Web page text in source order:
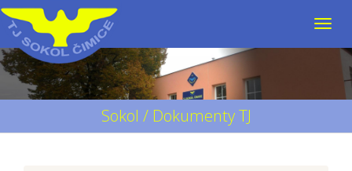
Sokol / Dokumenty TJ